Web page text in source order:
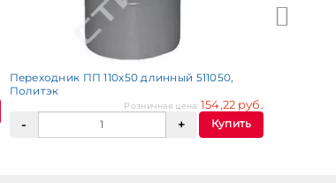
Переходник ПП 110х50 длинный 511050,
Политэк
Розничная цена: 154,22 руб.
Купить